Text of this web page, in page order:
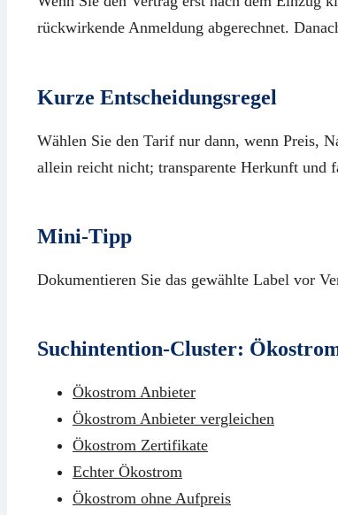
rückwirkende Anmeldung abgerechnet.
Kurze Entscheidungsregel
Wählen Sie den Tarif nur dann, wenn Preis,
allein reicht nicht; transparente Herkunft und
Mini-Tipp
Dokumentieren Sie das gewählte Label vor
Suchintention-Cluster:
Ökostrom Anbieter
Ökostrom Anbieter vergleichen
Ökostrom Zertifikate
Echter Ökostrom
Ökostrom ohne Aufpreis